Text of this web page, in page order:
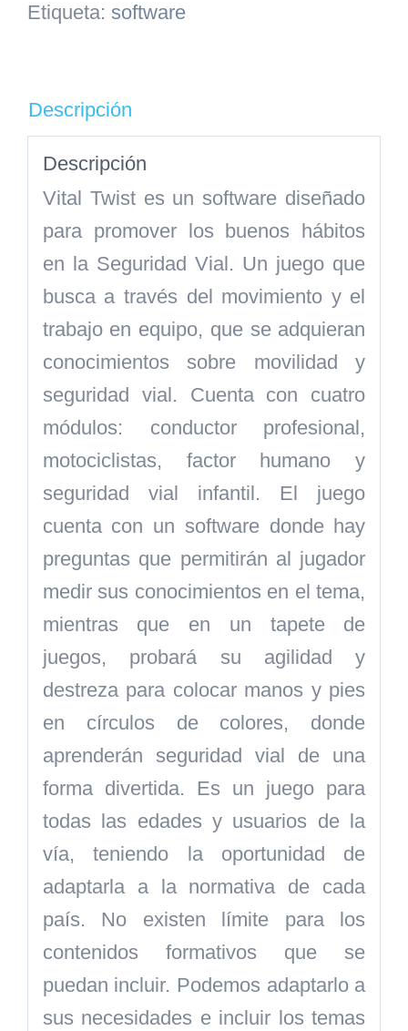
Etiqueta: software
Descripción
Descripción
Vital Twist es un software diseñado
para promover los buenos hábitos
en la Seguridad Vial. Un juego que
busca a través del movimiento y el
trabajo en equipo, que se adquieran
conocimientos sobre movilidad y
seguridad vial. Cuenta con cuatro
módulos: conductor profesional,
motociclistas, factor humano y
seguridad vial infantil. El juego
cuenta con un software donde hay
preguntas que permitirán al jugador
medir sus conocimientos en el tema,
mientras que en un tapete de
juegos, probará su agilidad y
destreza para colocar manos y pies
en círculos de colores, donde
aprenderán seguridad vial de una
forma divertida. Es un juego para
todas las edades y usuarios de la
vía, teniendo la oportunidad de
adaptarla a la normativa de cada
país. No existen límite para los
contenidos formativos que se
puedan incluir. Podemos adaptarlo a
sus necesidades e incluir los temas